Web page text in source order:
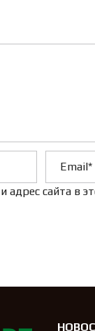
адрес сайта в